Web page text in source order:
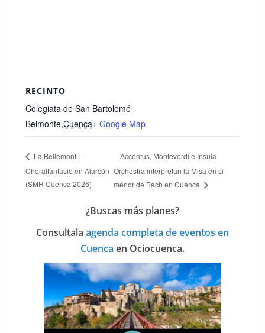
RECINTO
Colegiata de San Bartolomé
Belmonte,Cuenca+ Google Map
La Bellemont –
Choralfantasie en Alarcón
(SMR Cuenca 2026)
Accentus, Monteverdi e Insula
Orchestra interpretan la Misa en si
menor de Bach en Cuenca
¿Buscas más planes?
Consultala agenda completa de eventos en
Cuenca en Ociocuenca.